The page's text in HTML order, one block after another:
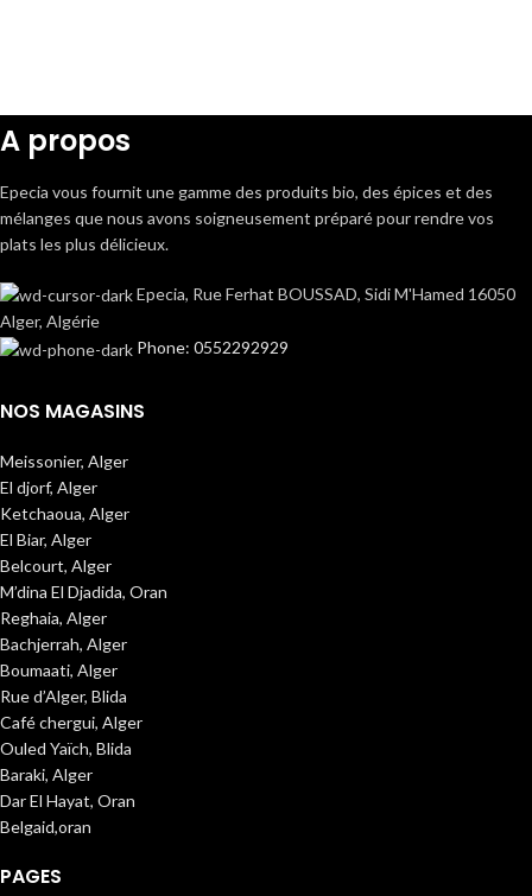
A propos
Epecia vous fournit une gamme des produits bio, des épices et des
mélanges que nous avons soigneusement préparé pour rendre vos
plats les plus délicieux.
Epecia, Rue Ferhat BOUSSAD, Sidi M'Hamed 16050
Alger, Algérie
Phone: 0552292929
NOS MAGASINS
Meissonier, Alger
El djorf, Alger
Ketchaoua, Alger
El Biar, Alger
Belcourt, Alger
M’dina El Djadida, Oran
Reghaia, Alger
Bachjerrah, Alger
Boumaati, Alger
Rue d’Alger, Blida
Café chergui, Alger
Ouled Yaïch, Blida
Baraki, Alger
Dar El Hayat, Oran
Belgaid,oran
PAGES